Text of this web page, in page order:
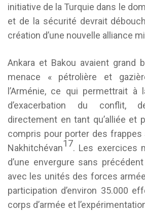
initiative de la Turquie dans le
et de la sécurité devrait
création d’une nouvelle alliance
Ankara et Bakou avaient grand
menace « pétrolière et
l’Arménie, ce qui permettrait à
d’exacerbation du conflit,
directement en tant qu’alliée et
compris pour porter des frappes
Nakhitchévan17. Les exercices
d’une envergure sans
avec les unités des forces
participation d’environ 35.000
corps d’armée et